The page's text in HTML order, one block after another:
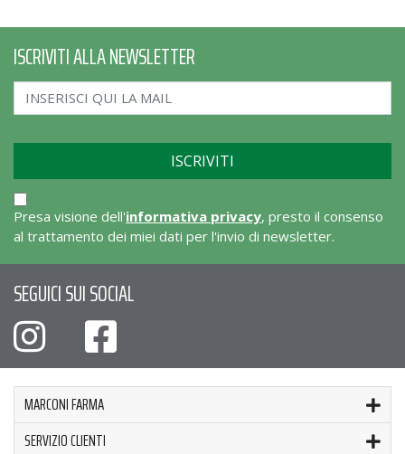
ISCRIVITI ALLA NEWSLETTER
Presa visione dell'informativa privacy, presto il consenso
al trattamento dei miei dati per l'invio di newsletter.
SEGUICI SUI SOCIAL
MARCONI FARMA
SERVIZIO CLIENTI